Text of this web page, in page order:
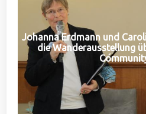
Johanna Erdmann und
die Wanderausstellung